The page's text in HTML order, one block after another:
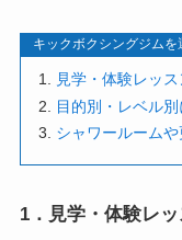
キックボクシングジムを
見学・体験レッ
目的別・レベル
シャワールーム
1．見学・体験レ